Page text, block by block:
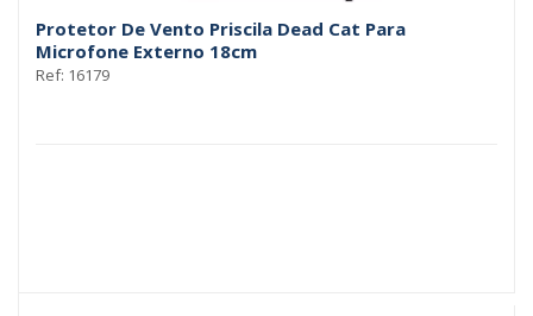
Protetor De Vento Priscila Dead Cat Para
Microfone Externo 18cm
Ref: 16179